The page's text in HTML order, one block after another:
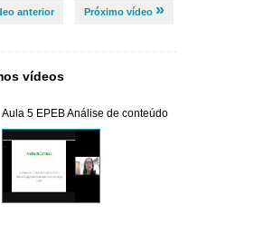
anterior Próximo vídeo »
vídeos
Aula 5 EPEB Análise de conteúdo